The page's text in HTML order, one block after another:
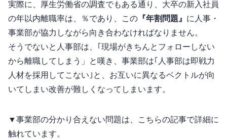
実際に、厚生労働省の調査でもある通り、大卒の新入社員
の3年以内離職率は、31.2％であり、この 『3年3割問題』 に人事・
事業部が協力しながら向き合わなければなりません。
そうでないと人事部は、｢現場がきちんとフォローしない
から離職してしまう」と嘆き、事業部は｢人事部は即戦力
人材を採用してこない｣と、お互いに異なるベクトルが向
いてしまい改善が難しくなってしまいます。
▼事業部の分かり合えない問題は、こちらの記事で詳細に
触れています。